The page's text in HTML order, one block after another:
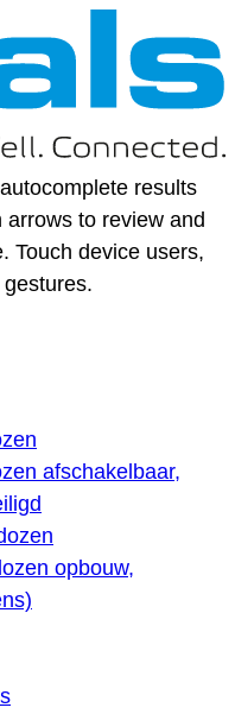
results
to review and
Touch device users,
afschakelbaar,
opbouw,